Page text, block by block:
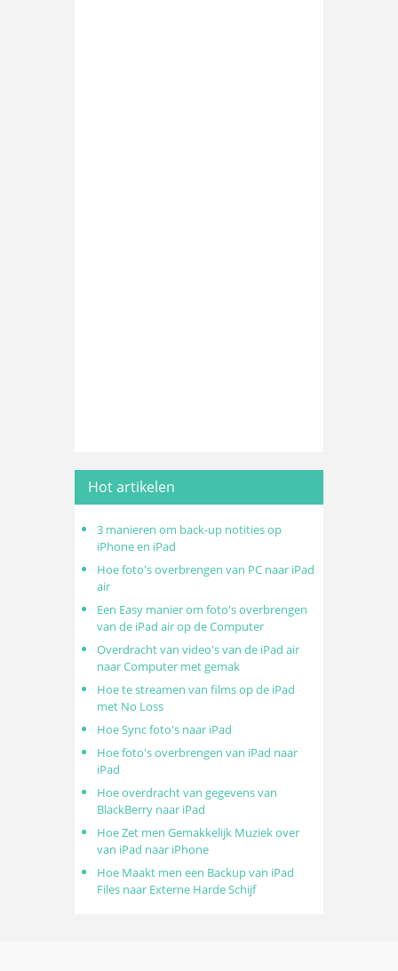
Hot artikelen
3 manieren om back-up notities op
iPhone en iPad
Hoe foto's overbrengen van PC naar iPad
air
Een Easy manier om foto's overbrengen
van de iPad air op de Computer
Overdracht van video's van de iPad air
naar Computer met gemak
Hoe te streamen van films op de iPad
met No Loss
Hoe Sync foto's naar iPad
Hoe foto's overbrengen van iPad naar
iPad
Hoe overdracht van gegevens van
BlackBerry naar iPad
Hoe Zet men Gemakkelijk Muziek over
van iPad naar iPhone
Hoe Maakt men een Backup van iPad
Files naar Externe Harde Schijf